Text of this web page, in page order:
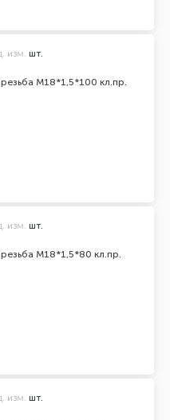
M18*1,5*100 кл.пр.
изм. шт.
M18*1,5*80 кл.пр.
изм. шт.
изм. шт.